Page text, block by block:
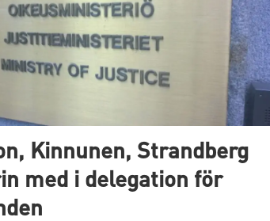
Kinnunen, Strandberg
med i delegation för